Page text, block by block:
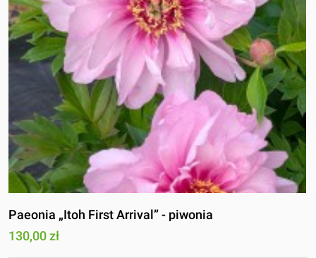
Paeonia „Itoh First Arrival” - piwonia
130,00 zł